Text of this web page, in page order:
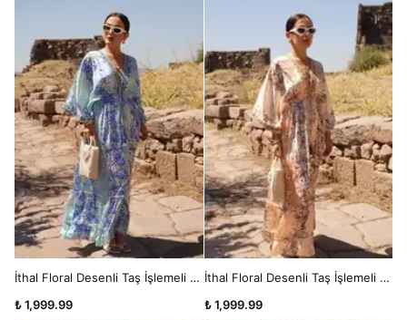
İthal Floral Desenli Taş İşlemeli Mavi Bohem Maxi Elbise
₺ 1,999.99
İthal Floral Desenli Taş İşlemeli Safari Bohem Maxi Elbise
₺ 1,999.99